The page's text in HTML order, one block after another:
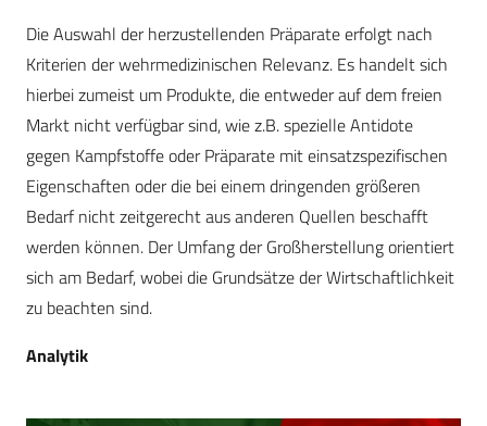
Die Auswahl der herzustellenden Präparate erfolgt nach
Kriterien der wehrmedizinischen Relevanz. Es handelt sich
hierbei zumeist um Produkte, die entweder auf dem freien
Markt nicht verfügbar sind, wie z.B. spezielle Antidote
gegen Kampfstoffe oder Präparate mit einsatzspezifischen
Eigenschaften oder die bei einem dringenden größeren
Bedarf nicht zeitgerecht aus anderen Quellen beschafft
werden können. Der Umfang der Großherstellung orientiert
sich am Bedarf, wobei die Grundsätze der Wirtschaftlichkeit
zu beachten sind.
Analytik